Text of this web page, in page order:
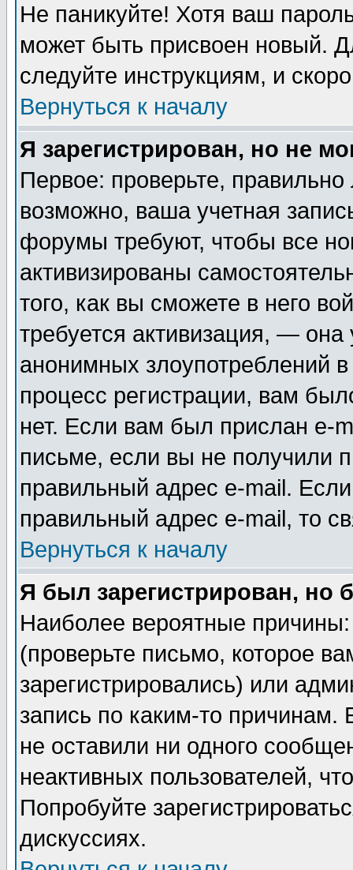
Не паникуйте! Хотя ваш
может быть присвоен новый.
следуйте инструкциям, и
Вернуться к началу
Я зарегистрирован, но не
Первое: проверьте,
возможно, ваша учетная
форумы требуют, чтобы все
активизированы
того, как вы сможете в него
требуется активизация, —
анонимных злоупотреблений
процесс регистрации, вам
нет. Если вам был прислан e-
письме, если вы не получили
правильный адрес e-mail.
правильный адрес e-mail, то
Вернуться к началу
Я был зарегистрирован, но
Наиболее вероятные
(проверьте письмо, которое
зарегистрировались) или
запись по каким-то
не оставили ни одного
неактивных пользователей,
Попробуйте
дискуссиях.